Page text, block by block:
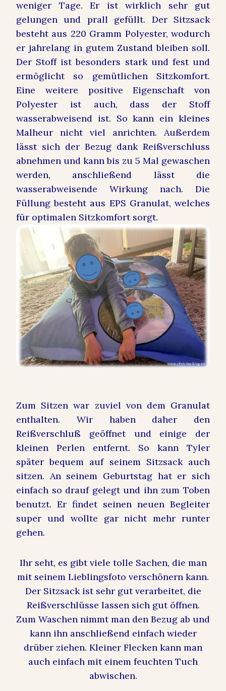
weniger Tage. Er ist wirklich sehr gut
gelungen und prall gefüllt. Der Sitzsack
besteht aus 220 Gramm Polyester, wodurch
er jahrelang in gutem Zustand bleiben soll.
Der Stoff ist besonders stark und fest und
ermöglicht so gemütlichen Sitzkomfort.
Eine weitere positive Eigenschaft von
Polyester ist auch, dass der Stoff
wasserabweisend ist. So kann ein kleines
Malheur nicht viel anrichten. Außerdem
lässt sich der Bezug dank Reißverschluss
abnehmen und kann bis zu 5 Mal gewaschen
werden, anschließend lässt die
wasserabweisende Wirkung nach. Die
Füllung besteht aus EPS Granulat, welches
für optimalen Sitzkomfort sorgt.
Zum Sitzen war zuviel von dem Granulat
enthalten. Wir haben daher den
Reißverschluß geöffnet und einige der
kleinen Perlen entfernt. So kann Tyler
später bequem auf seinem Sitzsack auch
sitzen. An seinem Geburtstag hat er sich
einfach so drauf gelegt und ihn zum Toben
benutzt. Er findet seinen neuen Begleiter
super und wollte gar nicht mehr runter
gehen.
Ihr seht, es gibt viele tolle Sachen, die man
mit seinem Lieblingsfoto verschönern kann.
Der Sitzsack ist sehr gut verarbeitet, die
Reißverschlüsse lassen sich gut öffnen.
Zum Waschen nimmt man den Bezug ab und
kann ihn anschließend einfach wieder
drüber ziehen. Kleiner Flecken kann man
auch einfach mit einem feuchten Tuch
abwischen.